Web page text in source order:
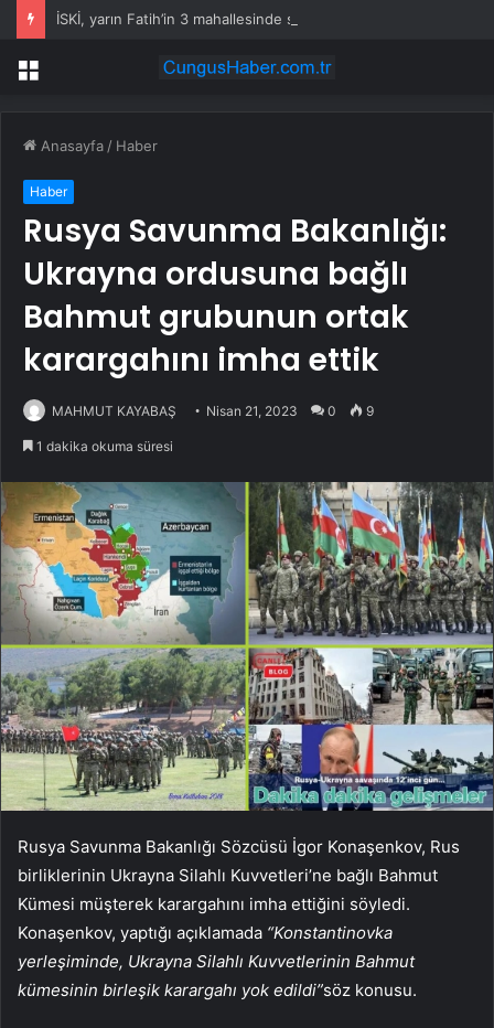
İSKİ, yarın Fatih’in 3 mahallesinde su kesintisi uygulayacak
Menü
Anasayfa / Haber
Haber
Rusya Savunma Bakanlığı:
Ukrayna ordusuna bağlı
Bahmut grubunun ortak
karargahını imha ettik
MAHMUT KAYABAŞ Nisan 21, 2023 0 9
1 dakika okuma süresi
Rusya Savunma Bakanlığı Sözcüsü İgor Konaşenkov, Rus
birliklerinin Ukrayna Silahlı Kuvvetleri’ne bağlı Bahmut
Kümesi müşterek karargahını imha ettiğini söyledi.
Konaşenkov, yaptığı açıklamada “Konstantinovka
yerleşiminde, Ukrayna Silahlı Kuvvetlerinin Bahmut
kümesinin birleşik karargahı yok edildi”söz konusu.